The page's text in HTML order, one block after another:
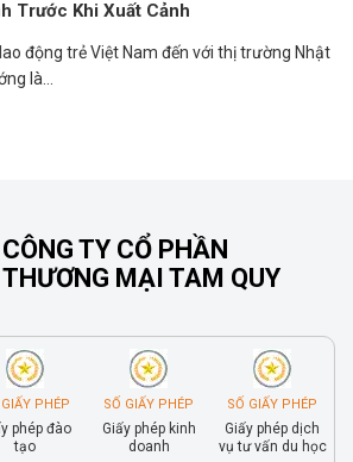
Trước Khi Xuất Cảnh
động trẻ Việt Nam đến với thị trường Nhật
là...
CÔNG TY CỔ PHẦN
THƯƠNG MẠI TAM QUY
PHÉP
phép đào
tạo
SỐ GIẤY PHÉP
Giấy phép kinh
doanh
SỐ GIẤY PHÉP
Giấy phép dịch
vụ tư vấn du học